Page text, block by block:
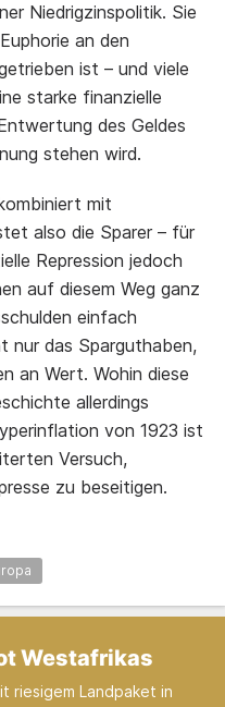
Niedrigzinspolitik. Sie
an den
ist – und viele
starke finanzielle
des Geldes
stehen wird.
mit
also die Sparer – für
Repression jedoch
auf diesem Weg ganz
einfach
nur das Sparguthaben,
an Wert. Wohin diese
allerdings
von 1923 ist
Versuch,
zu beseitigen.
Westafrikas
riesigem Landpaket in